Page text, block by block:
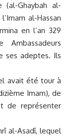
(al-Ghaybah al-
al-Hassan
en l’an 329
ses adeptes. Ils
avait été tour à
Imam), de
de représenter
al-Asadî, lequel